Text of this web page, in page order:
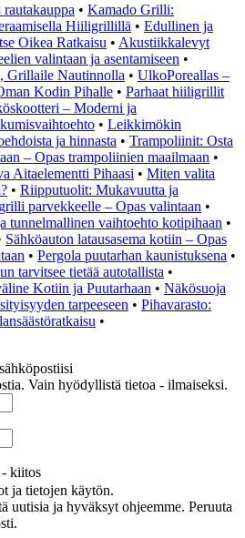
• Kamado Grilli:
Hiiligrillillä • Edullinen ja
Oikea Ratkaisu • Akustiikkalevyt
valintaan ja asentamiseen •
Grillaile Nautinnolla • UlkoPoreallas –
Kodin Pihalle • Parhaat hiiligrillit
– Moderni ja
• Leikkimökin
ja hinnasta • Trampoliinit: Osta
– Opas trampoliinien maailmaan •
Aitaelementti Pihaasi • Miten valita
• Riipputuolit: Mukavuutta ja
parvekkeelle – Opas valintaan •
tunnelmallinen vaihtoehto kotipihaan •
Sähköauton latausasema kotiin – Opas
• Pergola puutarhan kaunistuksena •
tarvitsee tietää autotallista •
Kotiin ja Puutarhaan • Näkösuoja
tarpeeseen • Pihavarasto:
•
Vain hyödyllistä tietoa - ilmaiseksi.
kiitos
ja tietojen käytön.
uutisia ja hyväksyt ohjeemme. Peruuta